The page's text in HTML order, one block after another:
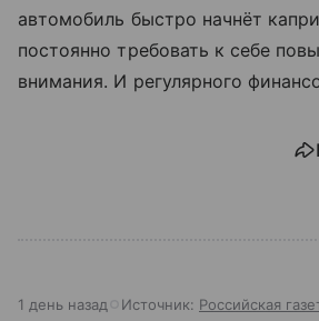
автомобиль быстро начнёт
постоянно требовать к себе
внимания. И регулярного
1 день назад Источник: Российская